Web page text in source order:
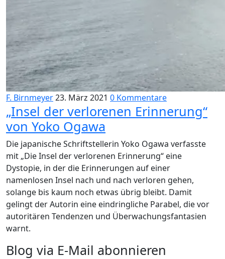
F. Birnmeyer23. März 2021 0 Kommentare
„Insel der verlorenen Erinnerung“
von Yoko Ogawa
Die japanische Schriftstellerin Yoko Ogawa verfasste
mit „Die Insel der verlorenen Erinnerung“ eine
Dystopie, in der die Erinnerungen auf einer
namenlosen Insel nach und nach verloren gehen,
solange bis kaum noch etwas übrig bleibt. Damit
gelingt der Autorin eine eindringliche Parabel, die vor
autoritären Tendenzen und Überwachungsfantasien
warnt.
Blog via E-Mail abonnieren